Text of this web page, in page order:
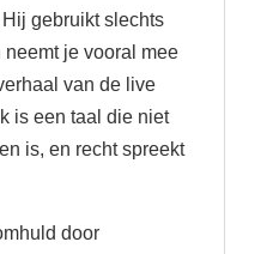
gebruikt slechts
je vooral mee
van de live
is een taal die niet
is, en recht spreekt
door